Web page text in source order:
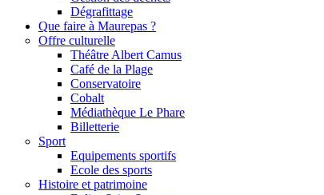
Dégrafittage
Que faire à Maurepas ?
Offre culturelle
Théâtre Albert Camus
Café de la Plage
Conservatoire
Cobalt
Médiathèque Le Phare
Billetterie
Sport
Equipements sportifs
Ecole des sports
Histoire et patrimoine